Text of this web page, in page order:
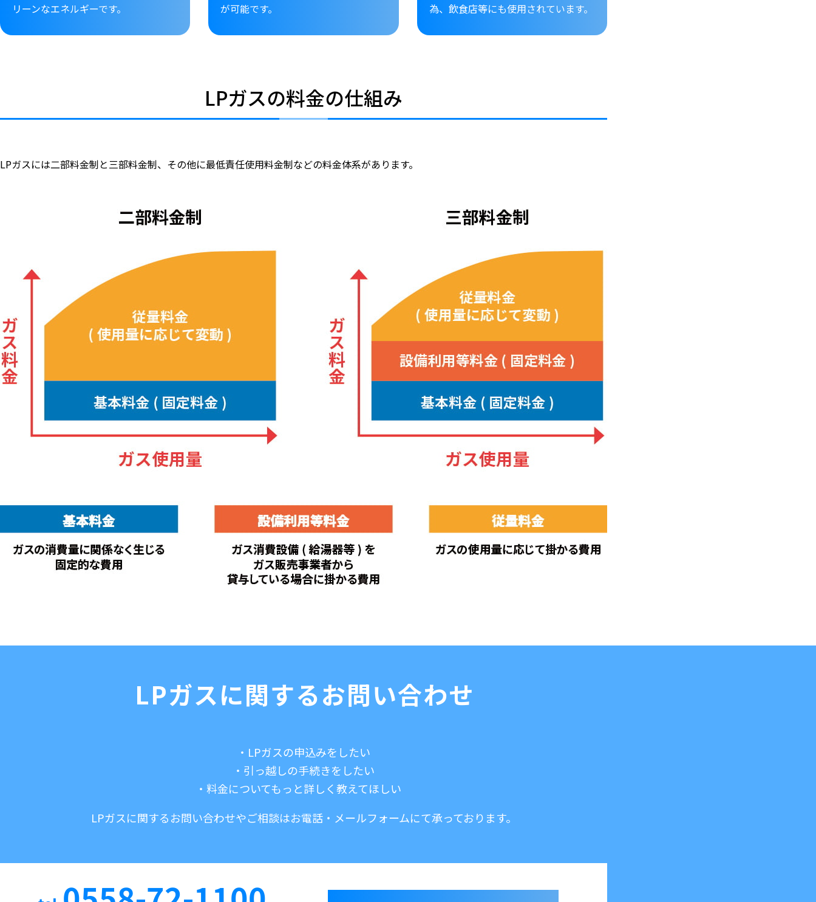
リーンなエネルギーです。
が可能です。
為、飲食店等にも使用されています。
LPガスの料金の仕組み
LPガスには二部料金制と三部料金制、その他に最低責任使用料金制などの料金体系があります。
LPガスに関するお問い合わせ
・LPガスの申込みをしたい
・引っ越しの手続きをしたい
・料金についてもっと詳しく教えてほしい
LPガスに関するお問い合わせやご相談はお電話・メールフォームにて承っております。